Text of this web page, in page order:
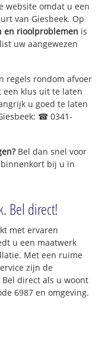
website omdat u een
van Giesbeek. Op
en rioolproblemen is
uw aangewezen
regels rondom afvoer
een klus uit te laten
u goed te laten
☎ 0341-
Bel dan snel voor
bij u in
Bel direct!
met ervaren
u een maatwerk
Met een ruime
zijn de
direct als u woont
6987 en omgeving.